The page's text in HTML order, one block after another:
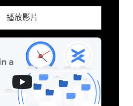
播放影片